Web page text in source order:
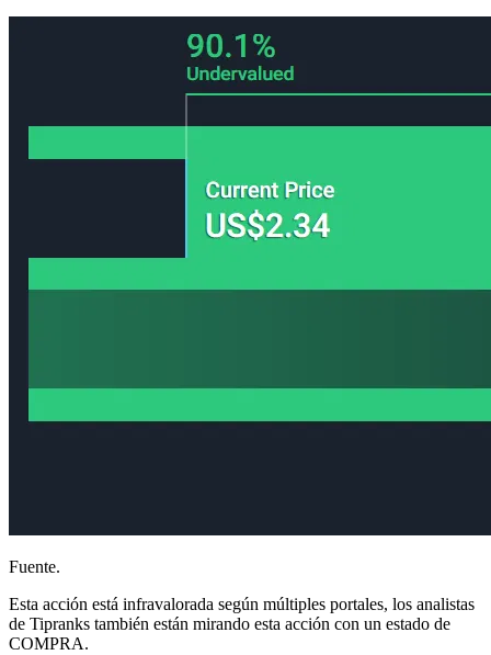
Fuente.
Esta acción está infravalorada según múltiples portales, los analistas
de Tipranks también están mirando esta acción con un estado de
COMPRA.